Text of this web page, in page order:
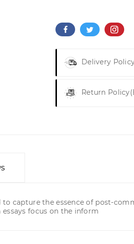
Delivery
Return Policy
capture the essence of post-
focus on the inform